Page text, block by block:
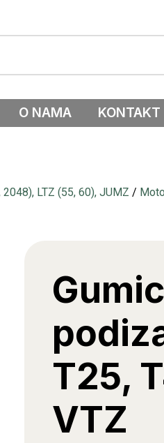
O NAMA KONTAKT
LTZ (55, 60), JUMZ /
T25,
VTZ